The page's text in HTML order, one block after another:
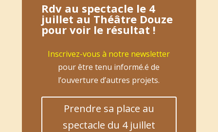
Rdv au spectacle le 4
juillet au Théâtre Douze
pour voir le résultat !
Inscrivez-vous à notre newsletter
pour être tenu informé.é de
l’ouverture d’autres projets.
Prendre sa place au
spectacle du 4 juillet